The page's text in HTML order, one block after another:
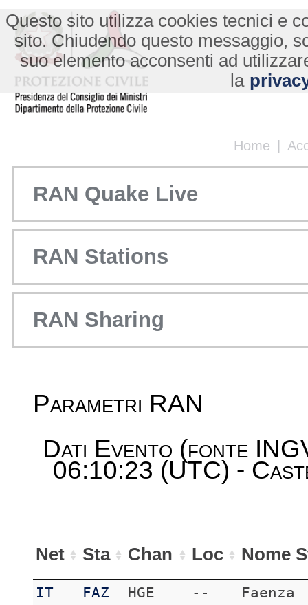
Home |
Questo sito utilizza cookies tecnici e
sito. Chiudendo questo messaggio,
suo elemento acconsenti ad
la
RAN Quake Live
RAN Stations
RAN Sharing
Parametri RAN
Dati Evento (fonte
06:10:23 (UTC) -
Net Sta Chan Loc Nome
IT FAZ HGE --
Faenza